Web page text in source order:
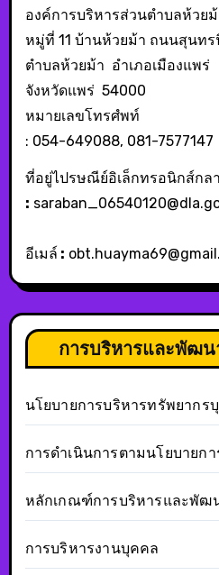
องค์การบริหารส่วนตำบลห้วย
หมู่ที่ 11 บ้านห้วยม้า ถนนสุนทร
ตำบลห้วยม้า อำเภอเมืองแพร่
จังหวัดแพร่ 54000
หมายเลขโทรศํพท์
: 054-649088, 081-7577147
ที่อยู่ไปรษณีย์อิเล็กทรอนิกส์กล
:
อีเมล์ :
การบริหารและพัฒ
นโยบายการบริหารทรัพยากร
การดำเนินการตามนโยบายก
หลักเกณฑ์การบริหารและพัฒ
การบริหารงานบุคคล